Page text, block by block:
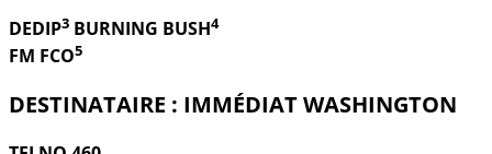
DEDIP3 BURNING BUSH4
FM FCO5
DESTINATAIRE : IMMÉDIAT WASHINGTON